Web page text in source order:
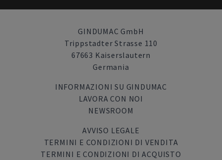
GINDUMAC GmbH
Trippstadter Strasse 110
67663 Kaiserslautern
Germania
INFORMAZIONI SU GINDUMAC
LAVORA CON NOI
NEWSROOM
AVVISO LEGALE
TERMINI E CONDIZIONI DI VENDITA
TERMINI E CONDIZIONI DI ACQUISTO